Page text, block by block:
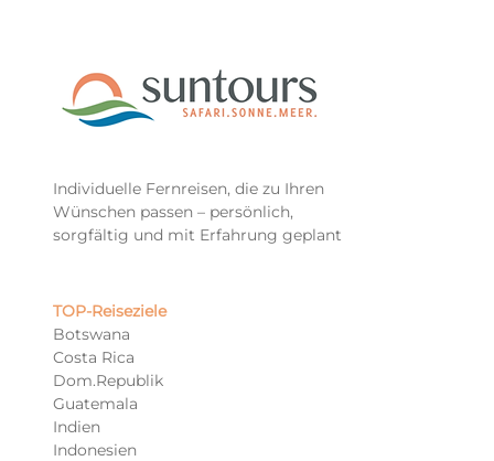
Individuelle Fernreisen, die zu Ihren
Wünschen passen – persönlich,
sorgfältig und mit Erfahrung geplant
TOP-Reiseziele​
Botswana
Costa Rica
Dom.Republik
Guatemala
Indien
Indonesien